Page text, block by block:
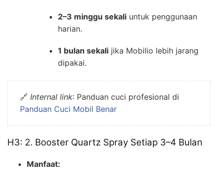
2–3 minggu sekali untuk penggunaan
harian.
1 bulan sekali jika Mobilio lebih jarang
dipakai.
🔗 Internal link: Panduan cuci profesional di
Panduan Cuci Mobil Benar
H3: 2. Booster Quartz Spray Setiap 3–4 Bulan
Manfaat: